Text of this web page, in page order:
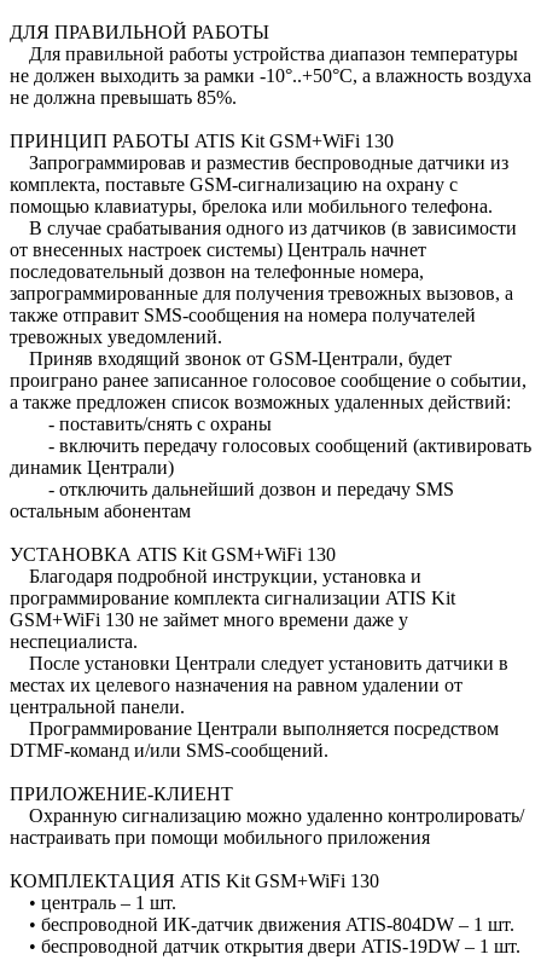
ДЛЯ ПРАВИЛЬНОЙ РАБОТЫ
Для правильной работы устройства диапазон температуры
не должен выходить за рамки -10°..+50°С, а влажность воздуха
не должна превышать 85%.
ПРИНЦИП РАБОТЫ ATIS Kit GSM+WiFi 130
Запрограммировав и разместив беспроводные датчики из
комплекта, поставьте GSM-сигнализацию на охрану с
помощью клавиатуры, брелока или мобильного телефона.
В случае срабатывания одного из датчиков (в зависимости
от внесенных настроек системы) Централь начнет
последовательный дозвон на телефонные номера,
запрограммированные для получения тревожных вызовов, а
также отправит SMS-сообщения на номера получателей
тревожных уведомлений.
Приняв входящий звонок от GSM-Централи, будет
проиграно ранее записанное голосовое сообщение о событии,
а также предложен список возможных удаленных действий:
- поставить/снять с охраны
- включить передачу голосовых сообщений (активировать
динамик Централи)
- отключить дальнейший дозвон и передачу SMS
остальным абонентам
УСТАНОВКА ATIS Kit GSM+WiFi 130
Благодаря подробной инструкции, установка и
программирование комплекта сигнализации ATIS Kit
GSM+WiFi 130 не займет много времени даже у
неспециалиста.
После установки Централи следует установить датчики в
местах их целевого назначения на равном удалении от
центральной панели.
Программирование Централи выполняется посредством
DTMF-команд и/или SMS-сообщений.
ПРИЛОЖЕНИЕ-КЛИЕНТ
Охранную сигнализацию можно удаленно контролировать/
настраивать при помощи мобильного приложения
КОМПЛЕКТАЦИЯ ATIS Kit GSM+WiFi 130
• централь – 1 шт.
• беспроводной ИК-датчик движения ATIS-804DW – 1 шт.
• беспроводной датчик открытия двери ATIS-19DW – 1 шт.